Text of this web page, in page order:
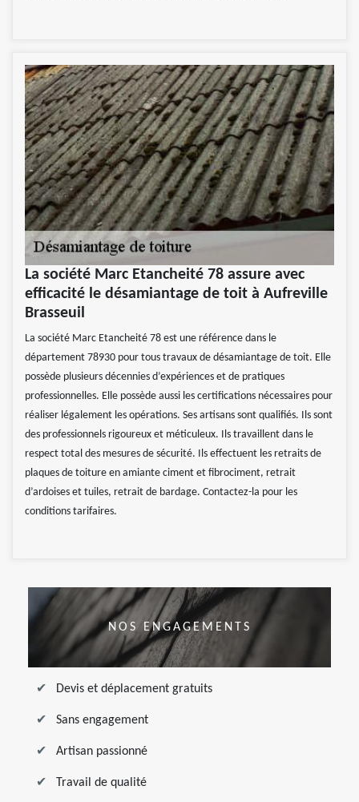
La société Marc Etancheité 78 assure avec
efficacité le désamiantage de toit à Aufreville
Brasseuil
La société Marc Etancheité 78 est une référence dans le
département 78930 pour tous travaux de désamiantage de toit. Elle
possède plusieurs décennies d’expériences et de pratiques
professionnelles. Elle possède aussi les certifications nécessaires pour
réaliser légalement les opérations. Ses artisans sont qualifiés. Ils sont
des professionnels rigoureux et méticuleux. Ils travaillent dans le
respect total des mesures de sécurité. Ils effectuent les retraits de
plaques de toiture en amiante ciment et fibrociment, retrait
d’ardoises et tuiles, retrait de bardage. Contactez-la pour les
conditions tarifaires.
NOS ENGAGEMENTS
Devis et déplacement gratuits
Sans engagement
Artisan passionné
Travail de qualité